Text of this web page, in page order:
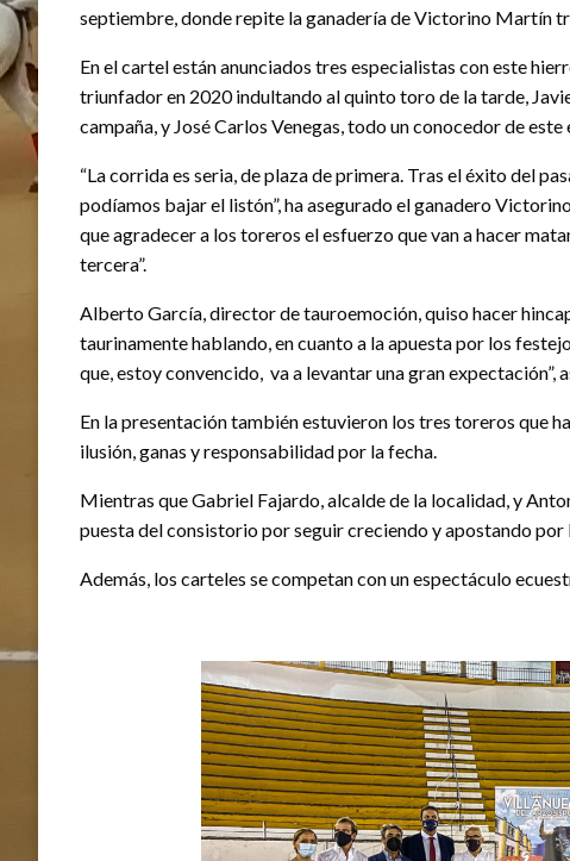
septiembre, donde repite la ganadería de Victorino Martín
En el cartel están anunciados tres especialistas con este
triunfador en 2020 indultando al quinto toro de la tarde,
campaña, y José Carlos Venegas, todo un conocedor de este
“La corrida es seria, de plaza de primera. Tras el éxito del
podíamos bajar el listón”, ha asegurado el ganadero
que agradecer a los toreros el esfuerzo que van a hacer
tercera”.
Alberto García, director de tauroemoción, quiso hacer
taurinamente hablando, en cuanto a la apuesta por los
que, estoy convencido, va a levantar una gran expectación”,
En la presentación también estuvieron los tres toreros que
ilusión, ganas y responsabilidad por la fecha.
Mientras que Gabriel Fajardo, alcalde de la localidad, y
puesta del consistorio por seguir creciendo y apostando por
Además, los carteles se competan con un espectáculo